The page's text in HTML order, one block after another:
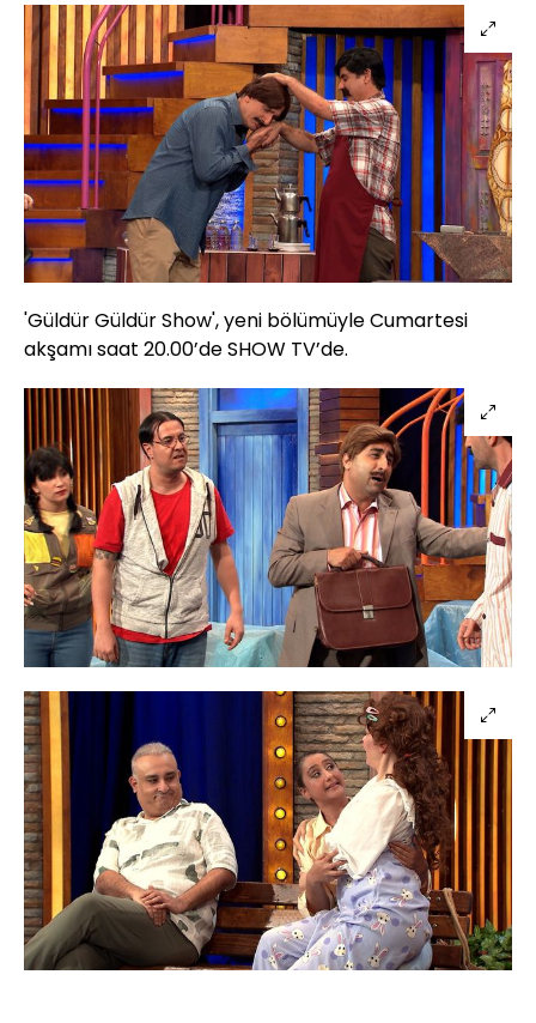
'Güldür Güldür Show', yeni bölümüyle Cumartesi
akşamı saat 20.00’de SHOW TV’de.